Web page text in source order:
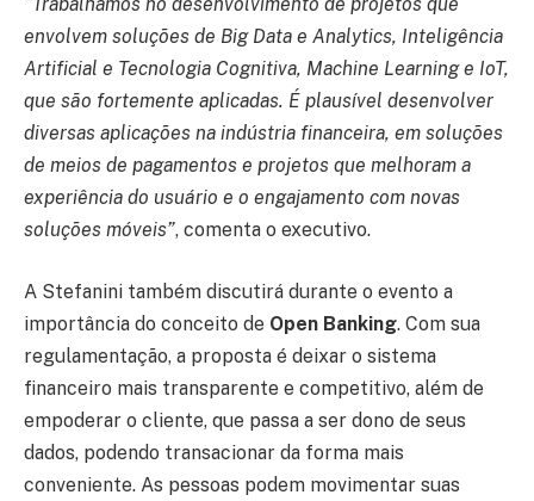
envolvem soluções de Big Data e Analytics, Inteligência
Artificial e Tecnologia Cognitiva, Machine Learning e IoT,
que são fortemente aplicadas. É plausível desenvolver
diversas aplicações na indústria financeira, em soluções
de meios de pagamentos e projetos que melhoram a
experiência do usuário e o engajamento com novas
soluções móveis”, comenta o executivo.
A Stefanini também discutirá durante o evento a
importância do conceito de Open Banking. Com sua
regulamentação, a proposta é deixar o sistema
financeiro mais transparente e competitivo, além de
empoderar o cliente, que passa a ser dono de seus
dados, podendo transacionar da forma mais
conveniente. As pessoas podem movimentar suas